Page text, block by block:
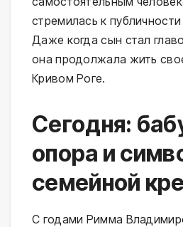
стремилась к
Даже когда сын стал
она продолжала жить
Кривом Роге.
Сегодня:
опора и
семейной
С годами Римма